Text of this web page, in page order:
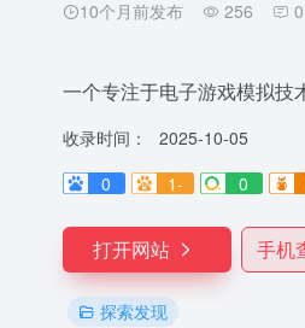
10个月前发布 256 0
一个专注于电子游戏模拟技
收录时间：
2025-10-05
0
1- 0
打开网站 手机
探索发现